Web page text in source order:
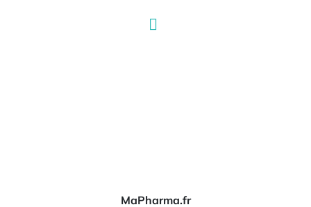
MaPharma.fr